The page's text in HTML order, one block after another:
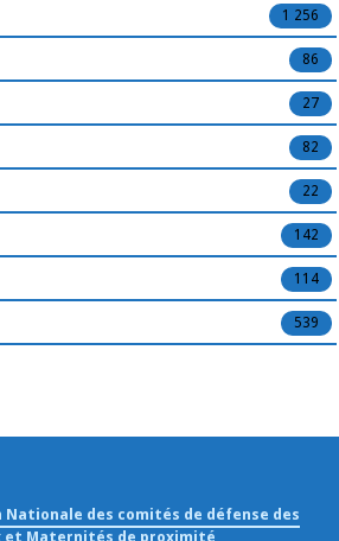
1 256
86
27
82
22
142
114
539
Nationale des comités de défense des
et Maternités de proximité